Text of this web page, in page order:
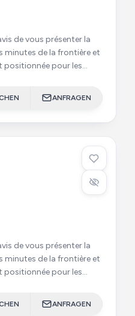
minutes de la frontière et
positionnée pour les
ANFRAGEN
minutes de la frontière et
positionnée pour les
ANFRAGEN